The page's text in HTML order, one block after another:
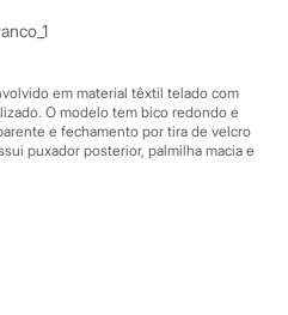
em material têxtil telado com
O modelo tem bico redondo e
e fechamento por tira de velcro
puxador posterior, palmilha macia e